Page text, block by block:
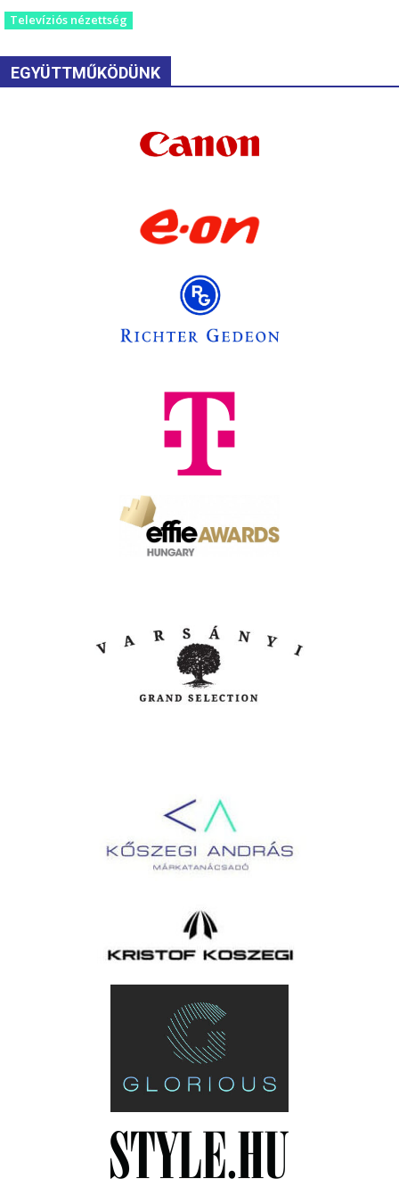
Televíziós nézettség
EGYÜTTMŰKÖDÜNK